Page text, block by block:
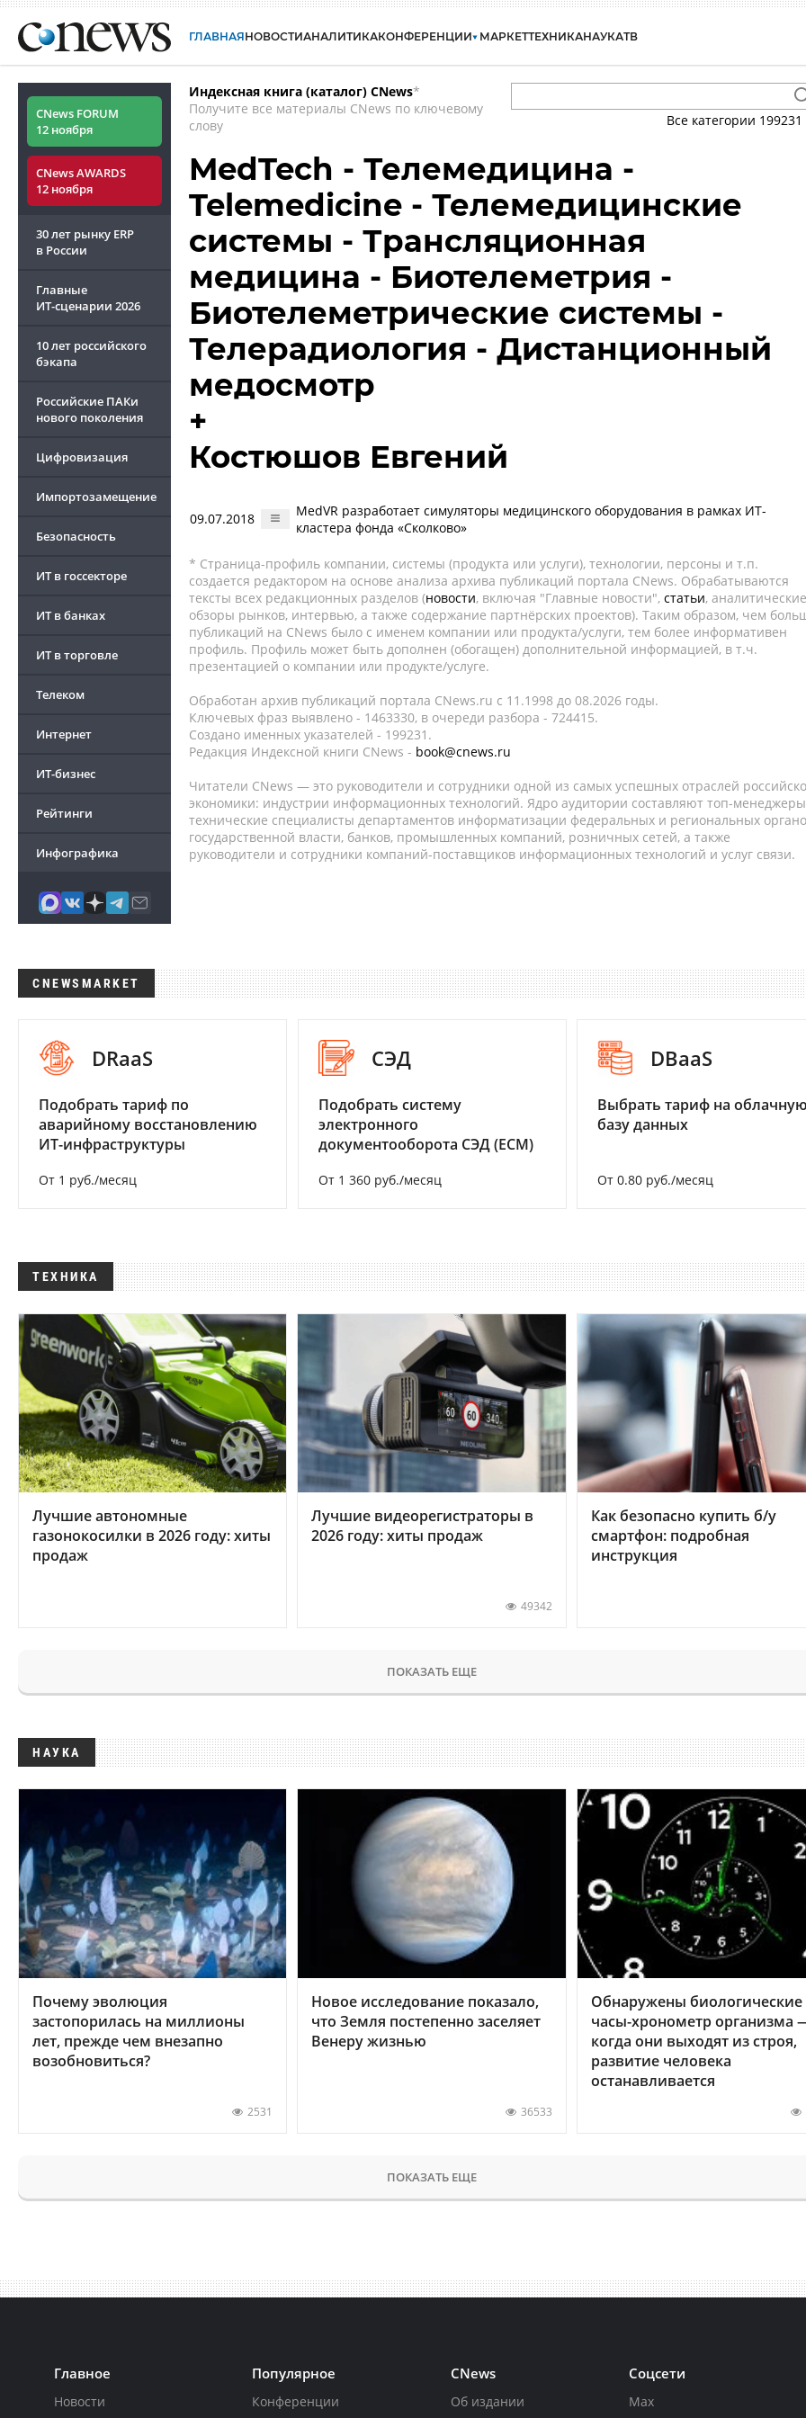
ГЛАВНАЯНОВОСТИАНАЛИТИКАКОНФЕРЕНЦИИ МАРКЕТТЕХНИКАНАУКАТВ
CNews FORUM
12 ноября
CNews AWARDS
12 ноября
30 лет рынку ERP
в России
Главные
ИТ-сценарии 2026
10 лет российского
бэкапа
Российские ПАКи
нового поколения
Цифровизация
Импортозамещение
Безопасность
ИТ в госсекторе
ИТ в банках
ИТ в торговле
Телеком
Интернет
ИТ-бизнес
Рейтинги
Инфографика
Индексная книга (каталог) CNews*
Получите все материалы CNews по ключевому
слову
Все категории 199231
MedTech - Телемедицина -
Telemedicine - Телемедицинские
системы - Трансляционная
медицина - Биотелеметрия -
Биотелеметрические системы -
Телерадиология - Дистанционный
медосмотр
+
Костюшов Евгений
09.07.2018
MedVR разработает симуляторы медицинского оборудования в рамках ИТ-
кластера фонда «Сколково»
* Страница-профиль компании, системы (продукта или услуги), технологии, персоны и т.п.
создается редактором на основе анализа архива публикаций портала CNews. Обрабатываются
тексты всех редакционных разделов (новости, включая "Главные новости", статьи, аналитические
обзоры рынков, интервью, а также содержание партнёрских проектов). Таким образом, чем
публикаций на CNews было с именем компании или продукта/услуги, тем более информативен
профиль. Профиль может быть дополнен (обогащен) дополнительной информацией, в т.ч.
презентацией о компании или продукте/услуге.
Обработан архив публикаций портала CNews.ru c 11.1998 до 08.2026 годы.
Ключевых фраз выявлено - 1463330, в очереди разбора - 724415.
Создано именных указателей - 199231.
Редакция Индексной книги CNews - book@cnews.ru
Читатели CNews — это руководители и сотрудники одной из самых успешных отраслей
экономики: индустрии информационных технологий. Ядро аудитории составляют топ-
технические специалисты департаментов информатизации федеральных и региональных
государственной власти, банков, промышленных компаний, розничных сетей, а также
руководители и сотрудники компаний-поставщиков информационных технологий и услуг связи.
CNEWSMARKET
DRaaS
Подобрать тариф по
аварийному восстановлению
ИТ-инфраструктуры
От 1 руб./месяц
СЭД
Подобрать систему
электронного
документооборота СЭД (ECM)
От 1 360 руб./месяц
DBaaS
Выбрать тариф на
базу данных
От 0.80 руб./месяц
ТЕХНИКА
Лучшие автономные
газонокосилки в 2026 году: хиты
продаж
Лучшие видеорегистраторы в
2026 году: хиты продаж
49342
Как безопасно купить б/у
смартфон: подробная
инструкция
ПОКАЗАТЬ ЕЩЕ
НАУКА
Почему эволюция
застопорилась на миллионы
лет, прежде чем внезапно
возобновиться?
2531
Новое исследование показало,
что Земля постепенно заселяет
Венеру жизнью
36533
Обнаружены биологические
часы-хронометр организма
когда они выходят из строя,
развитие человека
останавливается
ПОКАЗАТЬ ЕЩЕ
Главное
Новости
Популярное
Конференции
CNews
Об издании
Соцсети
Max